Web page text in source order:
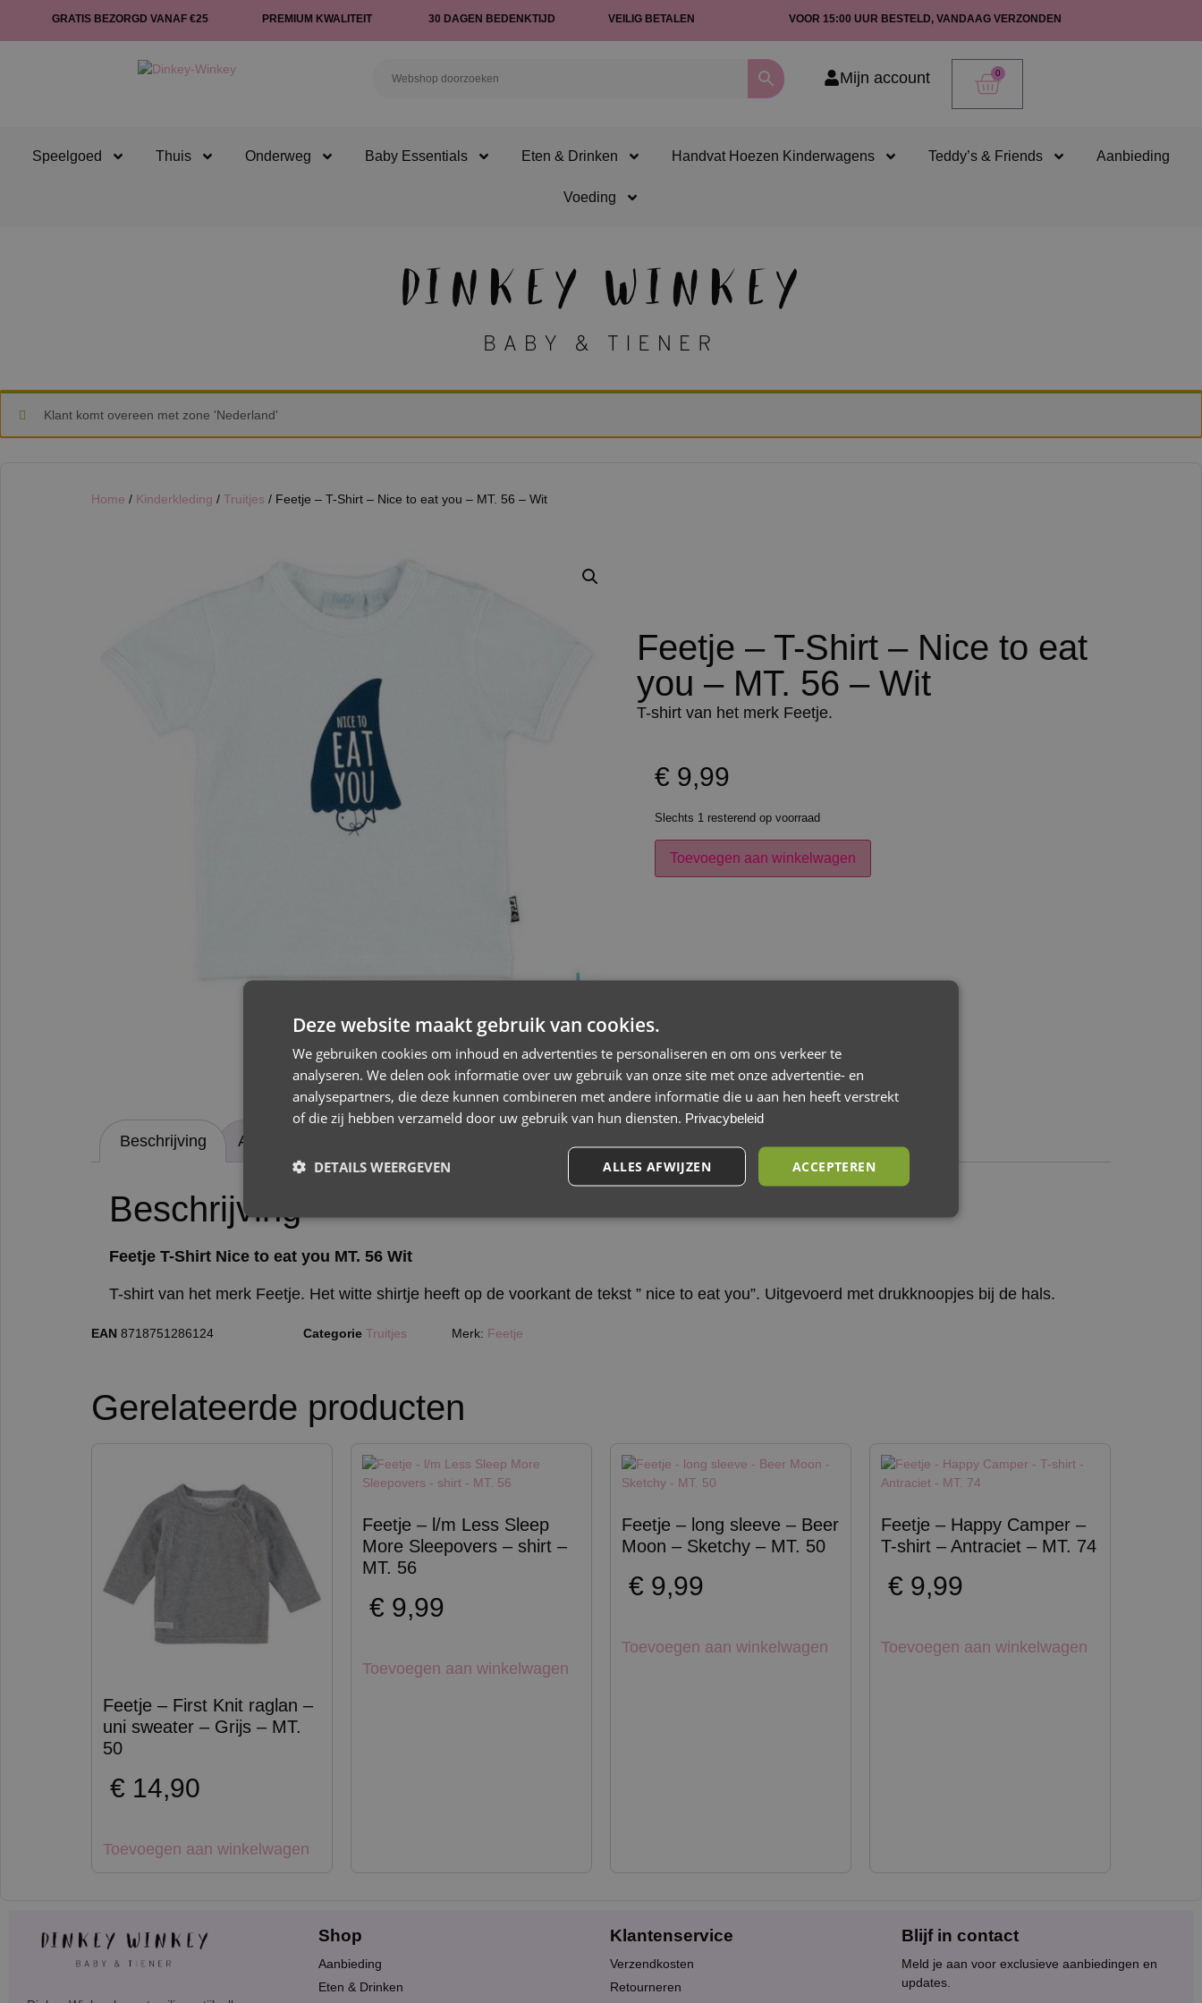
GRATIS BEZORGD VANAF €25 PREMIUM KWALITEIT 30 DAGEN BEDENKTIJD VEILIG BETALEN VOOR 15:00 UUR BESTELD, VANDAAG VERZONDEN
Mijn account 0
Speelgoed Thuis Onderweg Baby Essentials Eten & Drinken Handvat Hoezen Kinderwagens Teddy’s & Friends Aanbieding
Voeding
Klant komt overeen met zone 'Nederland'
Home / Kinderkleding / Truitjes / Feetje – T-Shirt – Nice to eat you – MT. 56 – Wit
Feetje – T-Shirt – Nice to eat
you – MT. 56 – Wit
T-shirt van het merk Feetje.
€ 9,99
Slechts 1 resterend op voorraad
Toevoegen aan winkelwagen
Beschrijving Aanvullende informatie
Beschrijving
Feetje T-Shirt Nice to eat you MT. 56 Wit
T-shirt van het merk Feetje. Het witte shirtje heeft op de voorkant de tekst ” nice to eat you”. Uitgevoerd met drukknoopjes bij de hals.
EAN 8718751286124 Categorie Truitjes Merk: Feetje
Gerelateerde producten
Feetje – First Knit raglan –
uni sweater – Grijs – MT.
50
€ 14,90
Toevoegen aan winkelwagen
Feetje – l/m Less Sleep
More Sleepovers – shirt –
MT. 56
€ 9,99
Toevoegen aan winkelwagen
Feetje – long sleeve – Beer
Moon – Sketchy – MT. 50
€ 9,99
Toevoegen aan winkelwagen
Feetje – Happy Camper –
T-shirt – Antraciet – MT. 74
€ 9,99
Toevoegen aan winkelwagen
Shop
Aanbieding
Eten & Drinken
Klantenservice
Verzendkosten
Retourneren
Blijf in contact
Meld je aan voor exclusieve aanbiedingen en
updates.
Deze website maakt gebruik van cookies.
We gebruiken cookies om inhoud en advertenties te personaliseren en om ons verkeer te
analyseren. We delen ook informatie over uw gebruik van onze site met onze advertentie- en
analysepartners, die deze kunnen combineren met andere informatie die u aan hen heeft verstrekt
of die zij hebben verzameld door uw gebruik van hun diensten. Privacybeleid
ACCEPTEREN
ALLES AFWIJZEN
DETAILS WEERGEVEN